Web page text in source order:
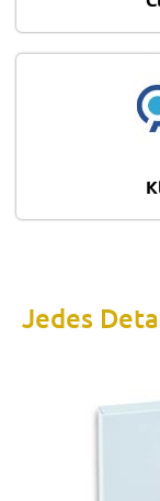
Jedes